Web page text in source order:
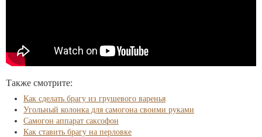
Также смотрите:
Как сделать брагу из грушевого варенья
Угольный колонка для самогона своими руками
Самогон аппарат саксофон
Как ставить брагу на перловке